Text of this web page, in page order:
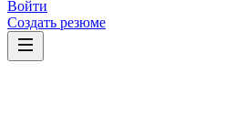
Войти
Создать резюме